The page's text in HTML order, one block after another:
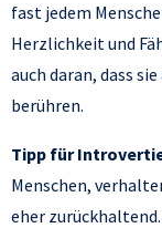
fast jedem
Herzlichkeit und
auch daran, dass
berühren.
Tipp für
Menschen,
eher